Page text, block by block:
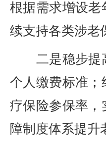
根据需求增设老
续支持各类涉老
二是稳步提高
个人缴费标准；
疗保险参保率，
障制度体系提升